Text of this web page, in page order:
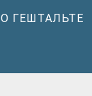
О ГЕШТАЛЬТЕ